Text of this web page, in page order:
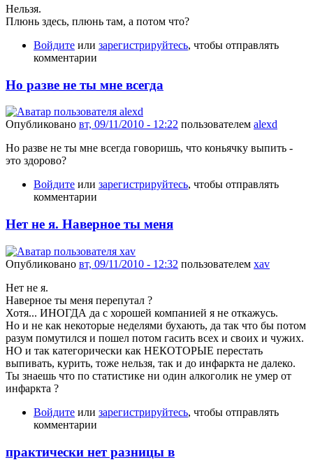
Нельзя.
Плюнь здесь, плюнь там, а потом что?
Войдите или зарегистрируйтесь, чтобы отправлять
комментарии
Но разве не ты мне всегда
Опубликовано вт, 09/11/2010 - 12:22 пользователем alexd
Но разве не ты мне всегда говоришь, что коньячку выпить -
это здорово?
Войдите или зарегистрируйтесь, чтобы отправлять
комментарии
Нет не я. Наверное ты меня
Опубликовано вт, 09/11/2010 - 12:32 пользователем xav
Нет не я.
Наверное ты меня перепутал ?
Хотя... ИНОГДА да с хорошей компанией я не откажусь.
Но и не как некоторые неделями бухають, да так что бы потом
разум помутился и пошел потом гасить всех и своих и чужих.
НО и так категорически как НЕКОТОРЫЕ перестать
выпивать, курить, тоже нельзя, так и до инфаркта не далеко.
Ты знаешь что по статистике ни один алкоголик не умер от
инфаркта ?
Войдите или зарегистрируйтесь, чтобы отправлять
комментарии
практически нет разницы в